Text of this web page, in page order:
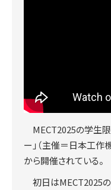
MECT2025の学生
ー」（主催＝日本工作
から開催されている。
初日はMECT2025